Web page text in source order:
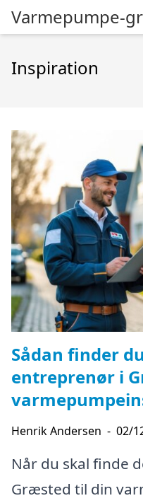
Varmepumpe-
Inspiration
Sådan finder
entreprenør i
Henrik Andersen - 02/
Når du skal finde
Græsted til din